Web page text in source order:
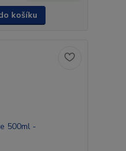
košíku